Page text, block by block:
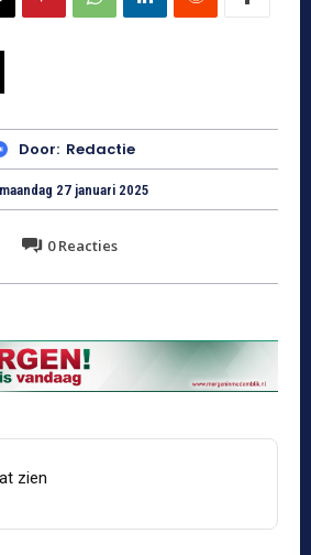
Door: Redactie
maandag 27 januari 2025
0Reacties
zien